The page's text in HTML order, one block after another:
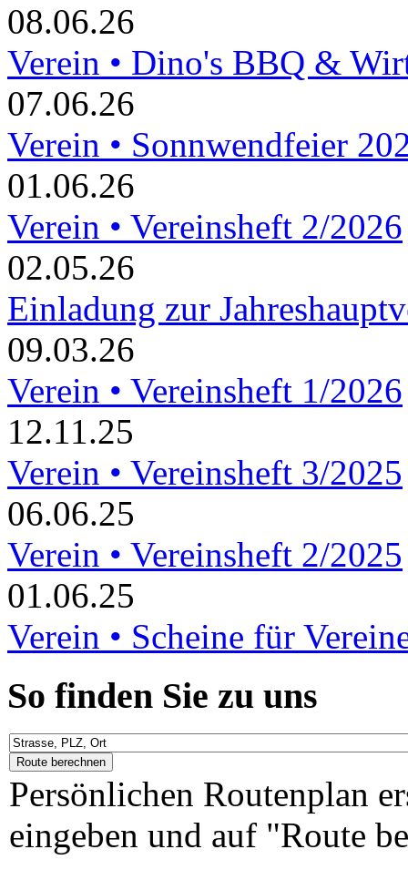
08.06.26
Verein • Dino's BBQ &
07.06.26
Verein • Sonnwendfeier
01.06.26
Verein • Vereinsheft 2/2026
02.05.26
Einladung zur
09.03.26
Verein • Vereinsheft 1/2026
12.11.25
Verein • Vereinsheft 3/2025
06.06.25
Verein • Vereinsheft 2/2025
01.06.25
Verein • Scheine für
So finden Sie zu uns
Persönlichen Routenplan
eingeben und auf "Route